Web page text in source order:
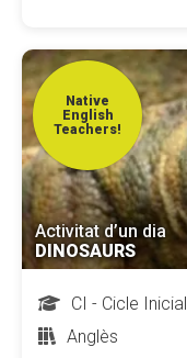
Native
English
Teachers!
Activitat d’un dia
DINOSAURS
CI - Cicle Inicial
Anglès